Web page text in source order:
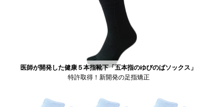
医師が開発した健康５本指靴下「五本指のゆびのばソックス」
特許取得！新開発の足指矯正